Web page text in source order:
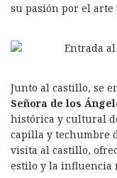
su pasión por el
Junto al castillo, se
Señora de los
histórica y cultural
capilla y techumbre
visita al castillo,
estilo y la influencia